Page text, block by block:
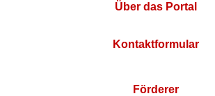
Über das Portal
Kontaktformular
Förderer